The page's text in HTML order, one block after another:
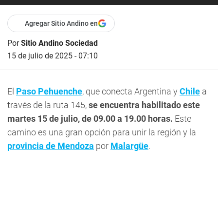
Agregar Sitio Andino en
PorSitio Andino Sociedad
15 de julio de 2025 - 07:10
El Paso Pehuenche, que conecta Argentina y Chile a
través de la ruta 145,se encuentra habilitado este
martes 15 de julio, de 09.00 a 19.00 horas. Este
camino es una gran opción para unir la región y la
provincia de Mendoza por Malargüe.